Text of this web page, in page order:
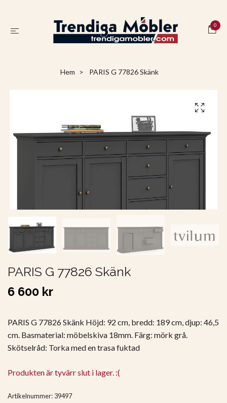
0
Hem PARIS G 77826 Skänk
PARIS G 77826 Skänk
6 600 kr
PARIS G 77826 Skänk Höjd: 92 cm, bredd: 189 cm, djup: 46,5
cm. Basmaterial: möbelskiva 18mm. Färg: mörk grå.
Skötselråd: Torka med en trasa fuktad
Produkten är tyvärr slut i lager. :(
Artikelnummer: 39497